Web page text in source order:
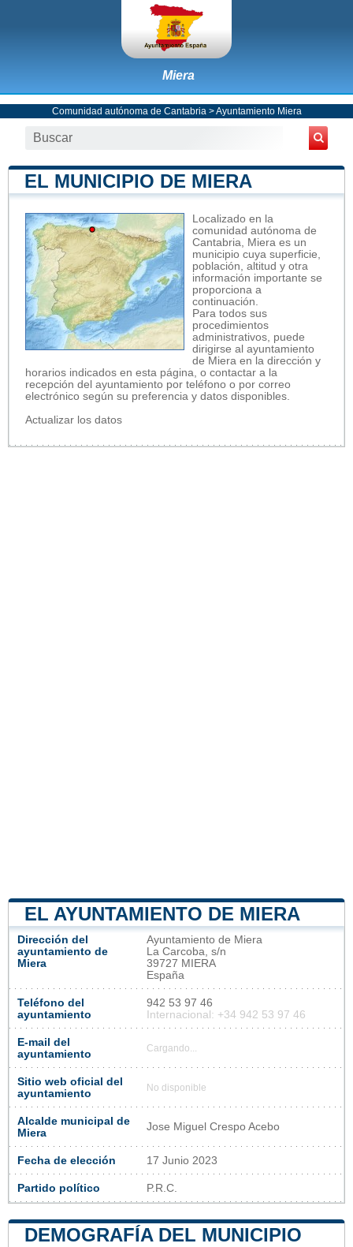
Miera
Comunidad autónoma de Cantabria >Ayuntamiento Miera
EL MUNICIPIO DE MIERA
Localizado en la
comunidad autónoma de
Cantabria, Miera es un
municipio cuya superficie,
población, altitud y otra
información importante se
proporciona a
continuación.
Para todos sus
procedimientos
administrativos, puede
dirigirse al ayuntamiento
de Miera en la dirección y
horarios indicados en esta página, o contactar a la
recepción del ayuntamiento por teléfono o por correo
electrónico según su preferencia y datos disponibles.
Actualizar los datos
EL AYUNTAMIENTO DE MIERA
Dirección del
ayuntamiento de
Miera
Ayuntamiento de Miera
La Carcoba, s/n
39727 MIERA
España
Teléfono del
ayuntamiento
942 53 97 46
Internacional: +34 942 53 97 46
E-mail del
ayuntamiento
Cargando...
Sitio web oficial del
ayuntamiento
No disponible
Alcalde municipal de
Miera
Jose Miguel Crespo Acebo
Fecha de elección 17 Junio 2023
Partido político P.R.C.
DEMOGRAFÍA DEL MUNICIPIO